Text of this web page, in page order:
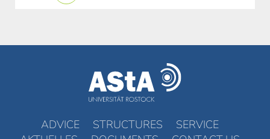
ADVICE STRUCTURES
SERVICE